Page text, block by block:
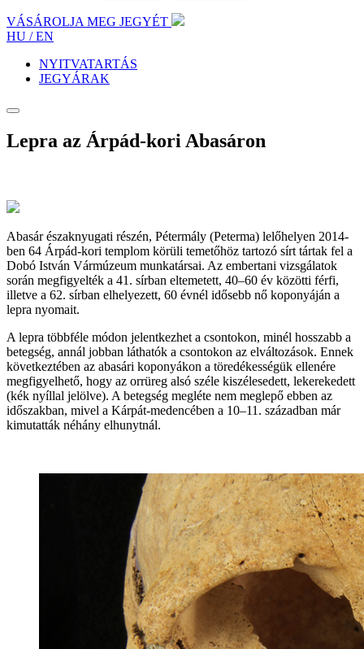
VÁSÁROLJA MEG JEGYÉT
HU /EN
NYITVATARTÁS
JEGYÁRAK
Lepra az Árpád-kori Abasáron
Abasár északnyugati részén, Pétermály (Peterma) lelőhelyen 2014-
ben 64 Árpád-kori templom körüli temetőhöz tartozó sírt tártak fel a
Dobó István Vármúzeum munkatársai. Az embertani vizsgálatok
során megfigyelték a 41. sírban eltemetett, 40–60 év közötti férfi,
illetve a 62. sírban elhelyezett, 60 évnél idősebb nő koponyáján a
lepra nyomait.
A lepra többféle módon jelentkezhet a csontokon, minél hosszabb a
betegség, annál jobban láthatók a csontokon az elváltozások. Ennek
következtében az abasári koponyákon a töredékességük ellenére
megfigyelhető, hogy az orrüreg alsó széle kiszélesedett, lekerekedett
(kék nyíllal jelölve). A betegség megléte nem meglepő ebben az
időszakban, mivel a Kárpát-medencében a 10–11. században már
kimutatták néhány elhunytnál.